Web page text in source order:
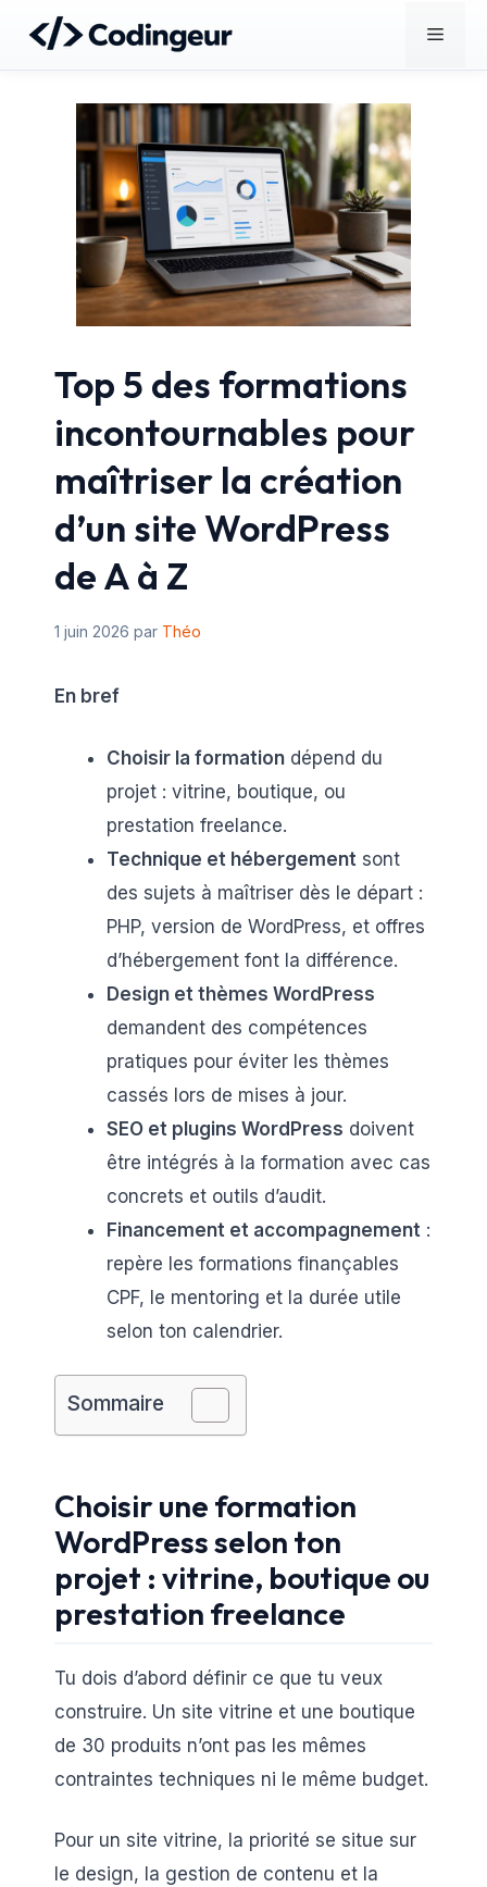
contenu
Menu
Top 5 des formations
incontournables pour
maîtriser la création
d’un site WordPress
de A à Z
1 juin 2026 par Théo
En bref
Choisir la formation dépend du
projet : vitrine, boutique, ou
prestation freelance.
Technique et hébergement sont
des sujets à maîtriser dès le départ :
PHP, version de WordPress, et offres
d’hébergement font la différence.
Design et thèmes WordPress
demandent des compétences
pratiques pour éviter les thèmes
cassés lors de mises à jour.
SEO et plugins WordPress doivent
être intégrés à la formation avec cas
concrets et outils d’audit.
Financement et accompagnement :
repère les formations finançables
CPF, le mentoring et la durée utile
selon ton calendrier.
Sommaire
Choisir une formation
WordPress selon ton
projet : vitrine, boutique ou
prestation freelance
Tu dois d’abord définir ce que tu veux
construire. Un site vitrine et une boutique
de 30 produits n’ont pas les mêmes
contraintes techniques ni le même budget.
Pour un site vitrine, la priorité se situe sur
le design, la gestion de contenu et la